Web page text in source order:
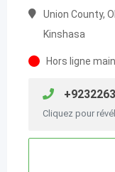
Union County,
Kinshasa
Hors ligne
Cliquez pour